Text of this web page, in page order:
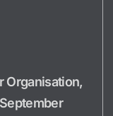
Organisation,